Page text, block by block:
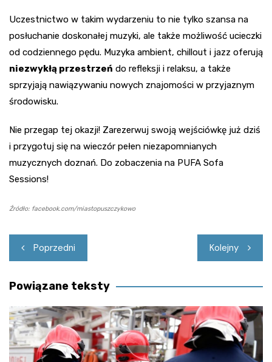
Uczestnictwo w takim wydarzeniu to nie tylko szansa na
posłuchanie doskonałej muzyki, ale także możliwość ucieczki
od codziennego pędu. Muzyka ambient, chillout i jazz oferują
niezwykłą przestrzeń do refleksji i relaksu, a także
sprzyjają nawiązywaniu nowych znajomości w przyjaznym
środowisku.
Nie przegap tej okazji! Zarezerwuj swoją wejściówkę już dziś
i przygotuj się na wieczór pełen niezapomnianych
muzycznych doznań. Do zobaczenia na PUFA Sofa
Sessions!
Źródło: facebook.com/miastopuszczykowo
Nawigacja
wpisu
Poprzedni Kolejny
Powiązane teksty